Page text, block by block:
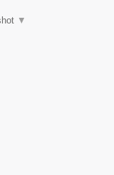
▼